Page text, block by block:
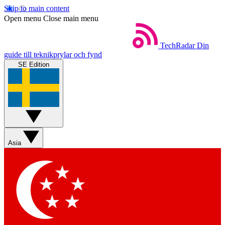
Skip to main content
Open menu Close main menu
TechRadar Din
guide till teknikprylar och fynd
SE Edition
Asia